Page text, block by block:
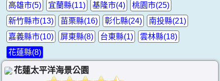
高雄市(5)
宜蘭縣(11) 基隆市(4)
桃園市(25)
新竹縣市(13)
苗栗縣(16) 彰化縣(24)
南投縣(21)
嘉義縣市(10)
屏東縣(8) 台東縣(1)
雲林縣(18)
花蓮縣(8)
花蓮太平洋海景公園